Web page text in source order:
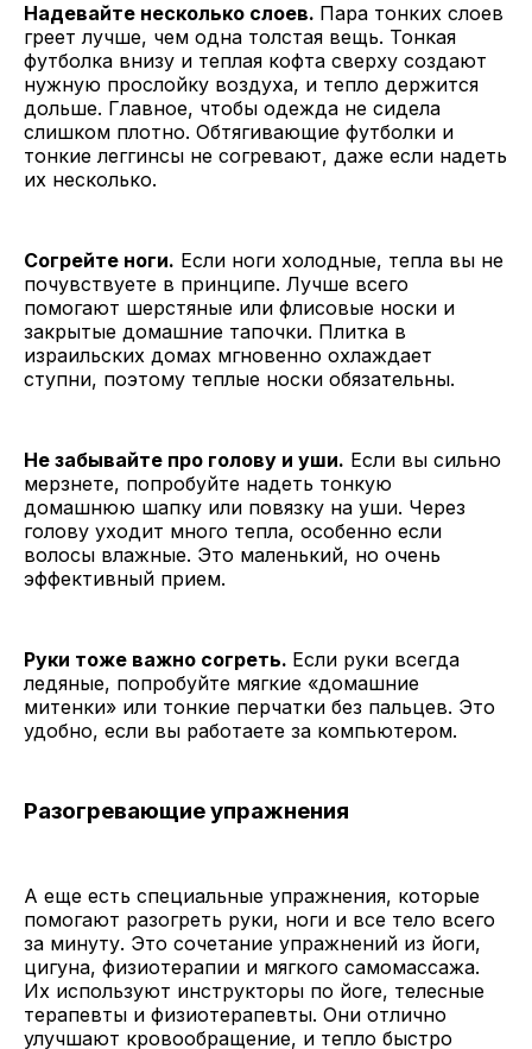
Надевайте несколько слоев. Пара тонких слоев
греет лучше, чем одна толстая вещь. Тонкая
футболка внизу и теплая кофта сверху создают
нужную прослойку воздуха, и тепло держится
дольше. Главное, чтобы одежда не сидела
слишком плотно. Обтягивающие футболки и
тонкие леггинсы не согревают, даже если надеть
их несколько.
Согрейте ноги. Если ноги холодные, тепла вы не
почувствуете в принципе. Лучше всего
помогают шерстяные или флисовые носки и
закрытые домашние тапочки. Плитка в
израильских домах мгновенно охлаждает
ступни, поэтому теплые носки обязательны.
Не забывайте про голову и уши. Если вы сильно
мерзнете, попробуйте надеть тонкую
домашнюю шапку или повязку на уши. Через
голову уходит много тепла, особенно если
волосы влажные. Это маленький, но очень
эффективный прием.
Руки тоже важно согреть. Если руки всегда
ледяные, попробуйте мягкие «домашние
митенки» или тонкие перчатки без пальцев. Это
удобно, если вы работаете за компьютером.
Разогревающие упражнения
А еще есть специальные упражнения, которые
помогают разогреть руки, ноги и все тело всего
за минуту. Это сочетание упражнений из йоги,
цигуна, физиотерапии и мягкого самомассажа.
Их используют инструкторы по йоге, телесные
терапевты и физиотерапевты. Они отлично
улучшают кровообращение, и тепло быстро